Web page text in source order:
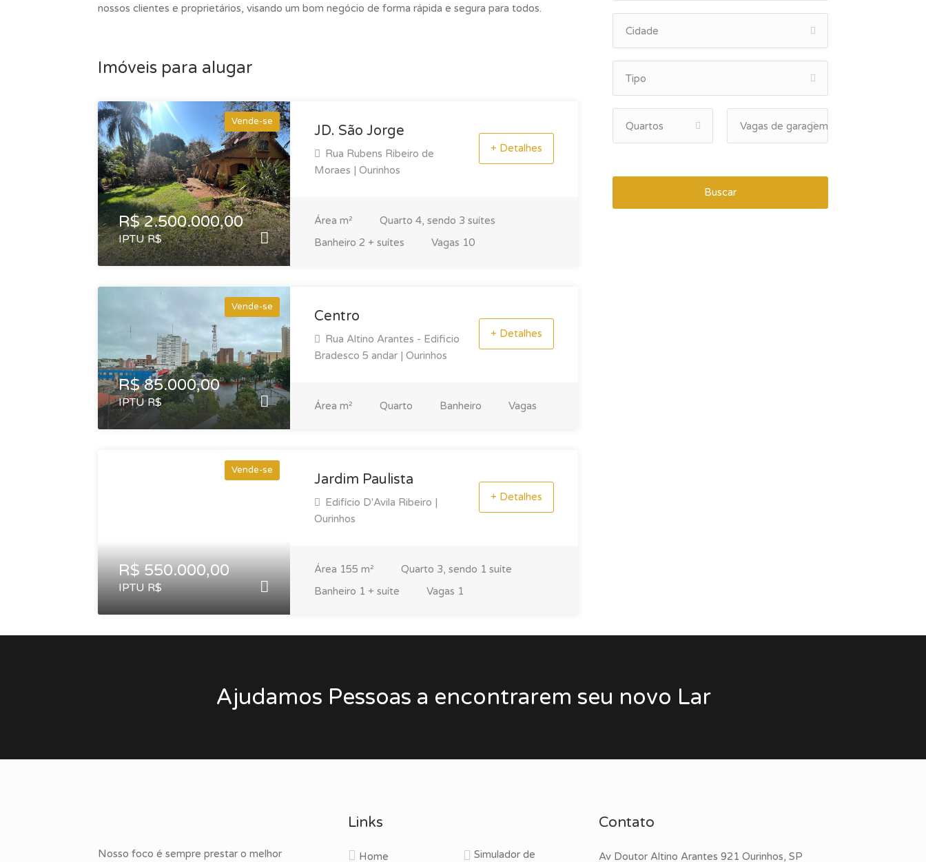
nossos clientes e proprietários, visando um bom negócio de forma rápida e segura para todos.
Imóveis para alugar
Vende-se
R$ 2.500.000,00
IPTU R$
JD. São Jorge
Rua Rubens Ribeiro de
Moraes | Ourinhos
+ Detalhes
Área m² Quarto 4, sendo 3 suítes
Banheiro 2 + suítes Vagas 10
Vende-se
R$ 85.000,00
IPTU R$
Centro
Rua Altino Arantes - Edificio
Bradesco 5 andar | Ourinhos
+ Detalhes
Área m² Quarto Banheiro Vagas
Vende-se
R$ 550.000,00
IPTU R$
Jardim Paulista
Edifício D'Avila Ribeiro |
Ourinhos
+ Detalhes
Área 155 m² Quarto 3, sendo 1 suíte
Banheiro 1 + suíte Vagas 1
Cidade
Tipo
Quartos Vagas de garagem
Buscar
Ajudamos Pessoas a encontrarem seu novo Lar
Nosso foco é sempre prestar o melhor
Links
Home Simulador de
Contato
Av Doutor Altino Arantes 921 Ourinhos, SP